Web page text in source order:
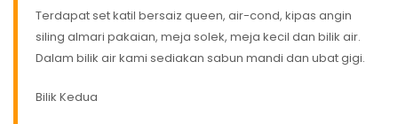
Terdapat set katil bersaiz queen, air-cond, kipas angin
siling almari pakaian, meja solek, meja kecil dan bilik air.
Dalam bilik air kami sediakan sabun mandi dan ubat gigi.
Bilik Kedua